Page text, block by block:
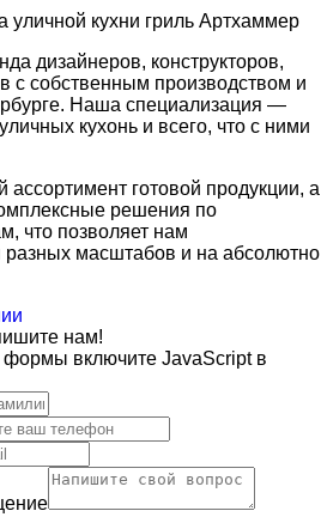
дизайнеров, конструкторов,
с собственным производством и
Наша специализация —
кухонь и всего, что с ними
готовой продукции, а
решения по
что позволяет нам
разных масштабов и на абсолютно
нам!
включите JavaScript в